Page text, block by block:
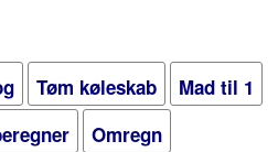
Tøm køleskab
Mad til 1
Omregn